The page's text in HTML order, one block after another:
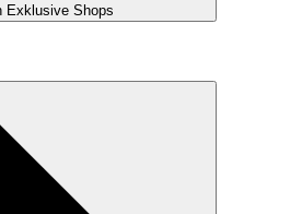
Offen Exklusive Shops